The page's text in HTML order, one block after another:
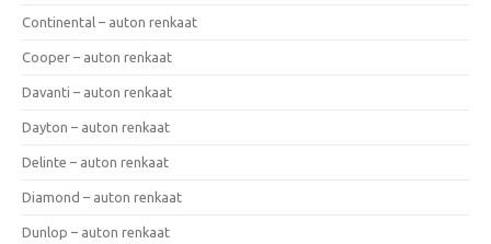
Continental – auton renkaat
Cooper – auton renkaat
Davanti – auton renkaat
Dayton – auton renkaat
Delinte – auton renkaat
Diamond – auton renkaat
Dunlop – auton renkaat